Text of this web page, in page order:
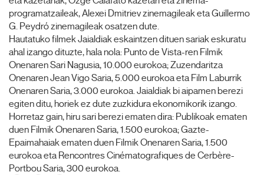
programatzaileak, Alexei Dmitriev zinemagileak eta Guillermo
G. Peydró zinemagileak osatzen dute.
Hautatuko filmek Jaialdiak eskaintzen dituen sariak eskuratu
ahal izango dituzte, hala nola: Punto de Vista-ren Filmik
Onenaren Sari Nagusia, 10.000 eurokoa; Zuzendaritza
Onenaren Jean Vigo Saria, 5.000 eurokoa eta Film Laburrik
Onenaren Saria, 3.000 eurokoa. Jaialdiak bi aipamen berezi
egiten ditu, horiek ez dute zuzkidura ekonomikorik izango.
Horretaz gain, hiru sari berezi ematen dira: Publikoak ematen
duen Filmik Onenaren Saria, 1.500 eurokoa; Gazte-
Epaimahaiak ematen duen Filmik Onenaren Saria, 1.500
eurokoa eta Rencontres Cinématografiques de Cerbère-
Portbou Saria, 300 eurokoa.